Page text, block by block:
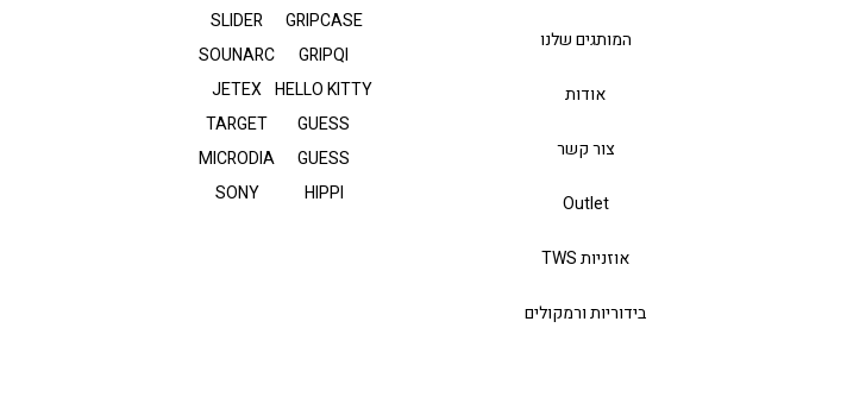
המותגים שלנו
אודות
צור קשר
Outlet
אוזניות TWS
בידוריות ורמקולים
GRIPCASE
GRIPQI
HELLO KITTY
GUESS
GUESS
HIPPI
SLIDER
SOUNARC
JETEX
TARGET
MICRODIA
SONY